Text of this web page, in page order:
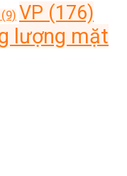
(9) VP (176)
lượng mặt